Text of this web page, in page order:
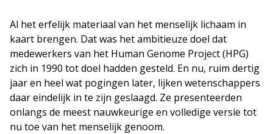
Al het erfelijk materiaal van het menselijk lichaam in
kaart brengen. Dat was het ambitieuze doel dat
medewerkers van het Human Genome Project (HPG)
zich in 1990 tot doel hadden gesteld. En nu, ruim dertig
jaar en heel wat pogingen later, lijken wetenschappers
daar eindelijk in te zijn geslaagd. Ze presenteerden
onlangs de meest nauwkeurige en volledige versie tot
nu toe van het menselijk genoom.